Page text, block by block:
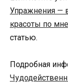
Упражнения —
красоты по
статью.
Подробная